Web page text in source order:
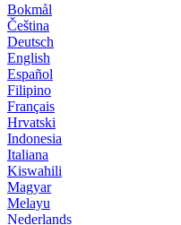
Bokmål
Čeština
Deutsch
English
Español
Filipino
Français
Hrvatski
Indonesia
Italiana
Kiswahili
Magyar
Melayu
Nederlands